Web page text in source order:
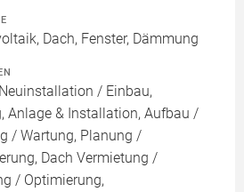
Dach, Fenster, Dämmung
/ Einbau,
Anlage & Installation, Aufbau /
/ Wartung, Planung /
Dach Vermietung /
/ Optimierung,